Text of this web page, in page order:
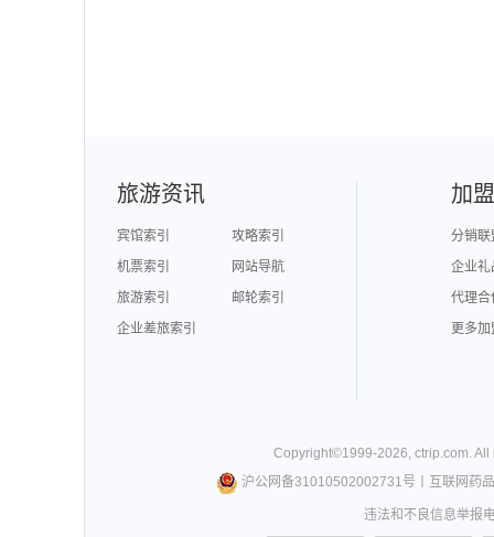
旅游资讯
宾馆索引
攻略索引
机票索引
网站导航
旅游索引
邮轮索引
企业差旅索引
加
分销联
企业礼
代理合
更多
Copyright©1999-2026,ctrip.com.
沪公网备31010502002731号
互联网药
违法和不良信息举报